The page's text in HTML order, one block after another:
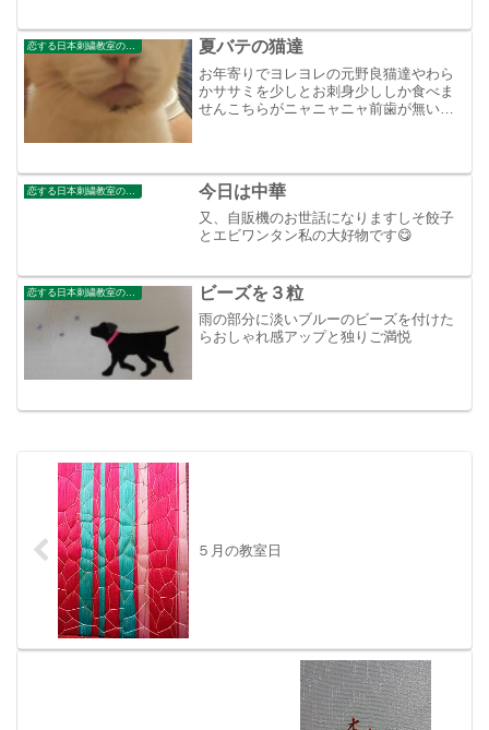
は嘘八百中井喜一の雲霧...
恋する日本刺繍教室のブログ 夏バテの猫達
お年寄りでヨレヨレの元野良猫達やわら
かササミを少しとお刺身少ししか食べま
せんこちらがニャニャニャ前歯が無いの
顔がいつも汚いのです。毎...
今日は中華
又、自販機のお世話になりますしそ餃子
とエビワンタン私の大好物です😋
恋する日本刺繍教室のブログ ビーズを３粒
雨の部分に淡いブルーのビーズを付けた
らおしゃれ感アップと独りご満悦
５月の教室日